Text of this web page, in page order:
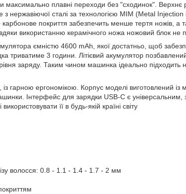
максимально плавні переходи без "сходинок". Верхнє
нержавіючої сталі за технологією MIM (Metal
покриття забезпечить менше тертя ножів, а
використанню керамічного ножа ножовий блок не
ємністю 4600 mAh, якої достатньо, щоб
триватиме 3 години. Літієвий акумулятор
заряду. Таким чином машинка ідеально підходить
гарною ергономікою. Корпус моделі виготовлений із
Інтерфейс для зарядки USB-C є універсальним,
її в будь-якій країні світу
волосся: 0.8 - 1.1 - 1.4 - 1.7 - 2 мм